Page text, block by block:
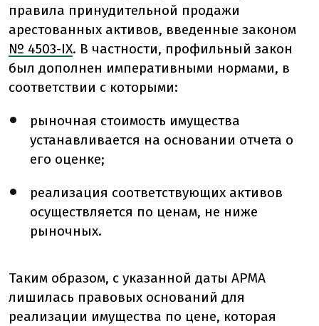
правила принудительной продажи
арестованных активов, введенные законом
№ 4503-IX. В частности, профильный закон
был дополнен императивными нормами, в
соответствии с которыми:
рыночная стоимость имущества
устанавливается на основании отчета о
его оценке;
реализация соответствующих активов
осуществляется по ценам, не ниже
рыночных.
Таким образом, с указанной даты АРМА
лишилась правовых оснований для
реализации имущества по цене, которая